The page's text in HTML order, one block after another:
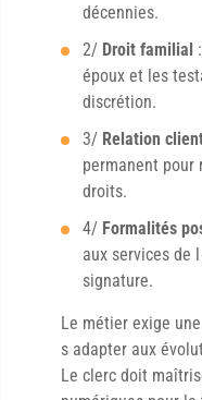
décennies.
2/ Droit familial
époux et les
discrétion.
3/ Relation
permanent pour
droits.
4/ Formalités
aux services de
signature.
Le métier exige
s adapter aux
Le clerc doit